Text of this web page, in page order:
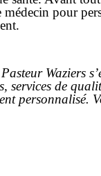
médecin pour
Waziers
services de
personnalisé.